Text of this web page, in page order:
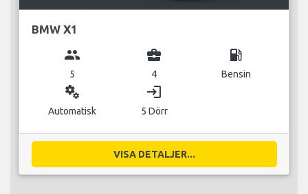
BMW X1
group
5
business_center
4
local_gas_station
Bensin
miscellaneous_services
Automatisk
login
5 Dörr
VISA DETALJER...